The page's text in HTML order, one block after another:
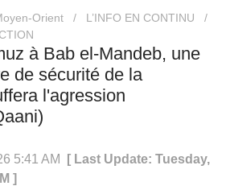
Orient / L’INFO EN CONTINU
/
à Bab el-Mandeb, une
de sécurité de la
l'agression
5:41 AM
[ Last Update: Tuesday,
]